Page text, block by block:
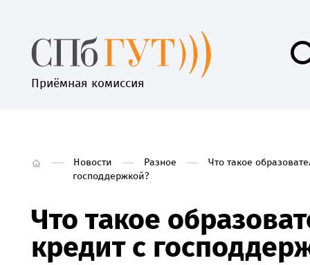
Приёмная комиссия
Новости Разное
Что такое
господдержкой?
Что такое
кредит с